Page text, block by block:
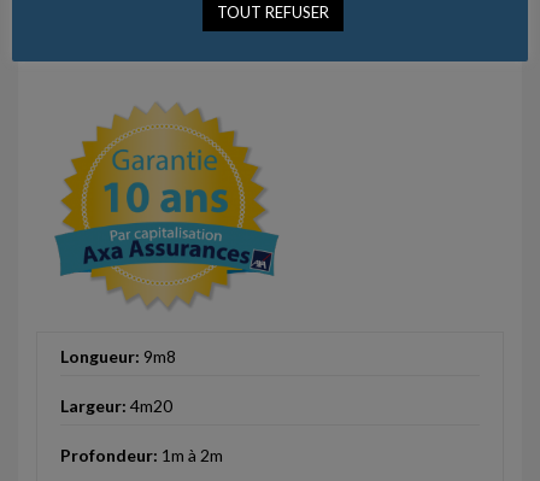
Longueur: 9m8
Largeur: 4m20
Profondeur: 1m à 2m
TOUT REFUSER